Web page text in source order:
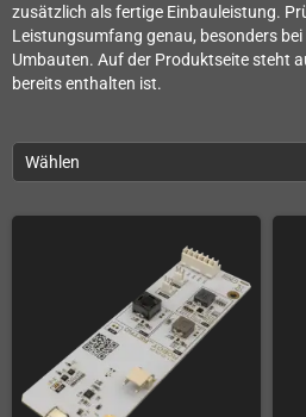
zusätzlich als fertige Einbauleistung.
Leistungsumfang genau, besonders bei
Umbauten. Auf der Produktseite steht
bereits enthalten ist.
Wählen